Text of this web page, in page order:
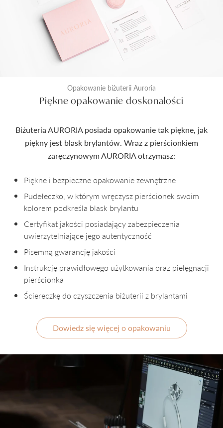
Opakowanie biżuterii Auroria
Piękne opakowanie doskonałości
Biżuteria AURORIA posiada opakowanie tak piękne, jak
piękny jest blask brylantów. Wraz z pierścionkiem
zaręczynowym AURORIA otrzymasz:
Piękne i bezpieczne opakowanie zewnętrzne
Pudełeczko, w którym wręczysz pierścionek swoim
kolorem podkreśla blask brylantu
Certyfikat jakości posiadający zabezpieczenia
uwierzytelniające jego autentyczność
Pisemną gwarancję jakości
Instrukcję prawidłowego użytkowania oraz pielęgnacji
pierścionka
Ściereczkę do czyszczenia biżuterii z brylantami
Dowiedz się więcej o opakowaniu